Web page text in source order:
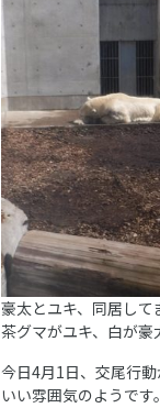
豪太とユキ、同居して
茶グマがユキ、白が豪
今日4月1日、交尾行動
いい雰囲気のようです。